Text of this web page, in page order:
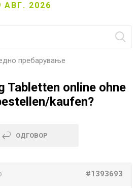
АВГ. 2026
пребарување
Tabletten online ohne
kaufen?
ОДГОВОР
#1393693